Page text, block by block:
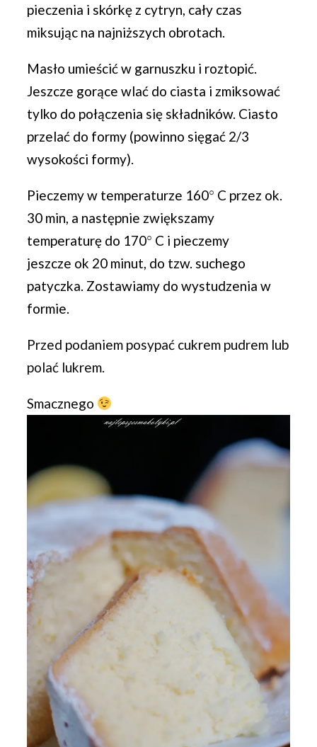
pieczenia i skórkę z cytryn, cały czas
miksując na najniższych obrotach.
Masło umieścić w garnuszku i roztopić.
Jeszcze gorące wlać do ciasta i zmiksować
tylko do połączenia się składników. Ciasto
przelać do formy (powinno sięgać 2/3
wysokości formy).
Pieczemy w temperaturze 160° C przez ok.
30 min, a następnie zwiększamy
temperaturę do 170° C i pieczemy
jeszcze ok 20 minut, do tzw. suchego
patyczka. Zostawiamy do wystudzenia w
formie.
Przed podaniem posypać cukrem pudrem lub
polać lukrem.
Smacznego